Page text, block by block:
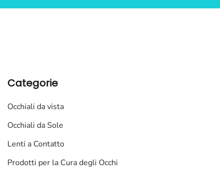
Categorie
Occhiali da vista
Occhiali da Sole
Lenti a Contatto
Prodotti per la Cura degli Occhi